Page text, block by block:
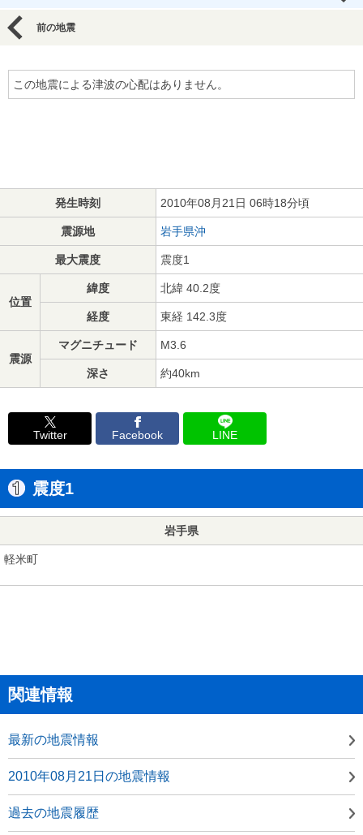
前の地震
この地震による津波の心配はありません。
発生時刻 2010年08月21日 06時18分頃
震源地 岩手県沖
最大震度 震度1
位置
緯度 北緯 40.2度
経度 東経 142.3度
震源
マグニチュード M3.6
深さ 約40km
Twitter Facebook LINE
震度1
岩手県
軽米町
関連情報
最新の地震情報
2010年08月21日の地震情報
過去の地震履歴